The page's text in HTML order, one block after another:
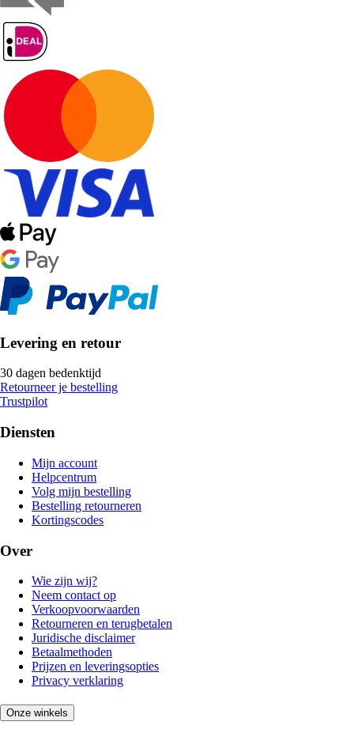
Levering en retour
30 dagen bedenktijd
Retourneer je bestelling
Trustpilot
Diensten
Mijn account
Helpcentrum
Volg mijn bestelling
Bestelling retourneren
Kortingscodes
Over
Wie zijn wij?
Neem contact op
Verkoopvoorwaarden
Retourneren en terugbetalen
Juridische disclaimer
Betaalmethoden
Prijzen en leveringsopties
Privacy verklaring
Onze winkels